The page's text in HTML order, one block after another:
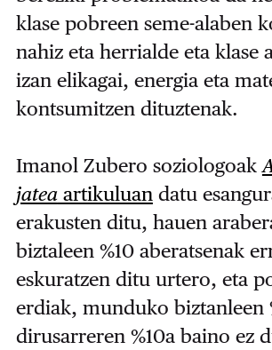
klase pobreen seme-alaben
nahiz eta herrialde eta klase
izan elikagai, energia eta
kontsumitzen dituztenak.
Imanol Zubero soziologoak
jateaartikuluandatu
erakusten ditu, hauen
biztaleen %10 aberatsenak
eskuratzen ditu urtero, eta
erdiak, munduko biztanleen
dirusarreren %10a baino ez